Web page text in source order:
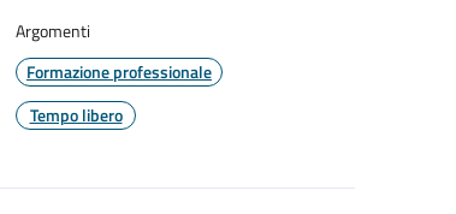
Argomenti
Formazione professionale
Tempo libero